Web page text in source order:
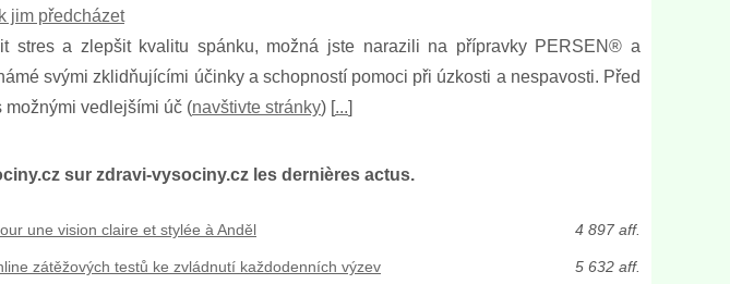
jim předcházet
stres a zlepšit kvalitu spánku, možná jste narazili na přípravky PERSEN® a
svými zklidňujícími účinky a schopností pomoci při úzkosti a nespavosti. Před
vedlejšími úč (navštivte stránky) [...]
sur zdravi-vysociny.cz les dernières actus.
une vision claire et stylée à Anděl 4 897 aff.
zátěžových testů ke zvládnutí každodenních výzev 5 632 aff.